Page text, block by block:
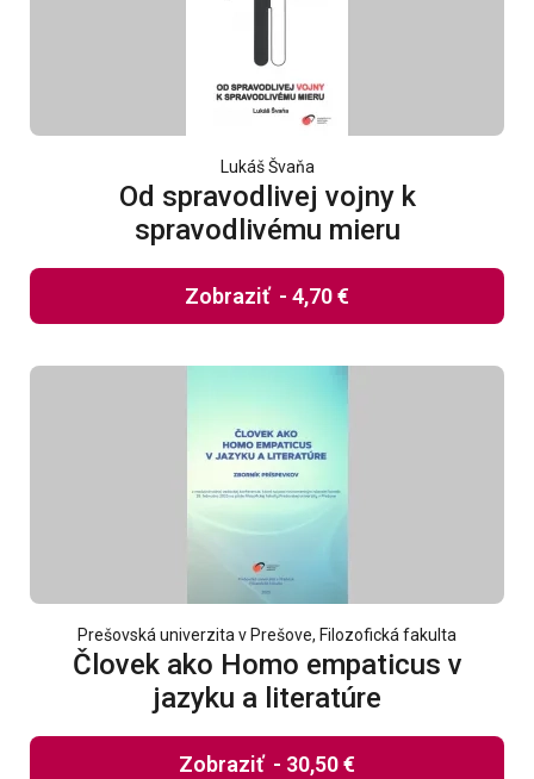
Lukáš Švaňa
Od spravodlivej vojny k
spravodlivému mieru
Zobraziť - 4,70 €
Prešovská univerzita v Prešove, Filozofická fakulta
Človek ako Homo empaticus v
jazyku a literatúre
Zobraziť - 30,50 €